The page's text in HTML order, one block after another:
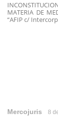
MATERIA DE
“AFIP c/ Intercorp
Mercojuris 8